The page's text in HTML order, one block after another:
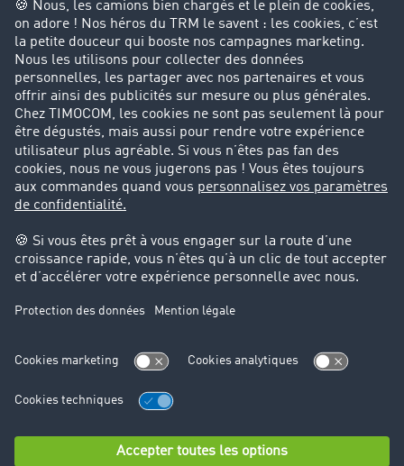
Entreprise
Parrainage clients
Success Stories
Cadre légal
Mentions légales
Protection des données
Cookie-Einstellungen
Support